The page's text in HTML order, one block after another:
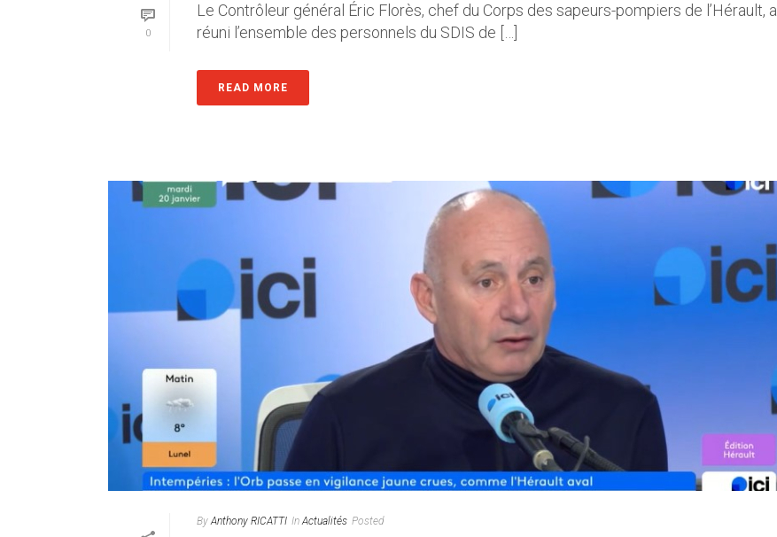
0
Le Contrôleur général Éric Florès, chef du Corps des sapeurs-pompiers de l’Hérault, a
réuni l’ensemble des personnels du SDIS de […]
READ MORE
By Anthony RICATTI In Actualités Posted